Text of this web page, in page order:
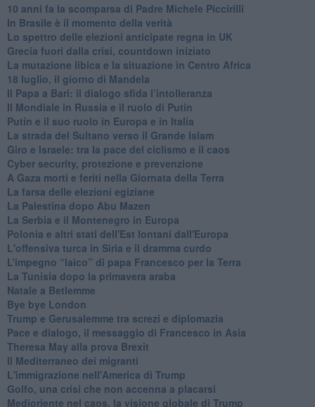
10 anni fa la scomparsa di Padre Michele Piccirilli
In Brasile è il momento della verità
Lo spettro delle elezioni anticipate regna in UK
Grecia fuori dalla crisi, countdown iniziato
La mutazione libica e la situazione in Centro Africa
18 luglio, il giorno di Mandela
Il Papa a Bari: il dialogo sfida l’intolleranza
Il Mondiale in Russia e il ruolo di Putin
Putin e il suo ruolo in Europa e in Italia
La strada del Sultano verso il Grande Islam
Giro e Israele: tra la pace del ciclismo e il caos
Cyber security, protezione e prevenzione
A Gaza morti e feriti nella Giornata della Terra
La farsa delle elezioni egiziane
La Palestina dopo Abu Mazen
La Serbia e il Montenegro in Europa
Polonia e altri stati dell'Est lontani dall'Europa
L'offensiva turca in Siria e il dramma curdo
L’impegno “laico” di papa Francesco per la Terra
La Tunisia dopo la primavera araba
Natale a Betlemme
Bye bye London
Trump e Gerusalemme tra screzi e diplomazia
Pace e dialogo, il messaggio di Francesco in Asia
Theresa May alla prova Brexit
Il Mediterraneo dei migranti
L'immigrazione nell'America di Trump
Golfo, una crisi che non accenna a placarsi
Medioriente nel caos, la visione globale di Trump